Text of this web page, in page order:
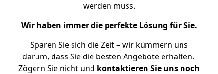
werden muss.
Wir haben immer die perfekte Lösung für Sie.
Sparen Sie sich die Zeit – wir kümmern uns
darum, dass Sie die besten Angebote erhalten.
Zögern Sie nicht und kontaktieren Sie uns noch